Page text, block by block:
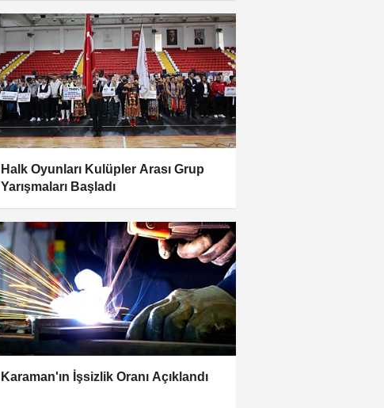
Halk Oyunları Kulüpler Arası Grup
Yarışmaları Başladı
Karaman'ın İşsizlik Oranı Açıklandı